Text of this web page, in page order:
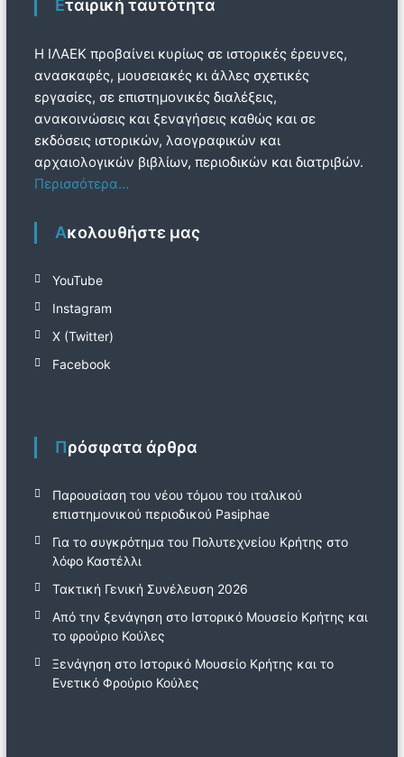
Εταιρική ταυτότητα
Η ΙΛΑΕΚ προβαίνει κυρίως σε ιστορικές έρευνες,
ανασκαφές, μουσειακές κι άλλες σχετικές
εργασίες, σε επιστημονικές διαλέξεις,
ανακοινώσεις και ξεναγήσεις καθώς και σε
εκδόσεις ιστορικών, λαογραφικών και
αρχαιολογικών βιβλίων, περιοδικών και διατριβών.
Περισσότερα…
Ακολουθήστε μας
YouTube
Instagram
Χ (Twitter)
Facebook
Πρόσφατα άρθρα
Παρουσίαση του νέου τόμου του ιταλικού
επιστημονικού περιοδικού Pasiphae
Για το συγκρότημα του Πολυτεχνείου Κρήτης στο
λόφο Καστέλλι
Τακτική Γενική Συνέλευση 2026
Από την ξενάγηση στο Ιστορικό Μουσείο Κρήτης και
το φρούριο Κούλες
Ξενάγηση στο Ιστορικό Μουσείο Κρήτης και το
Ενετικό Φρούριο Κούλες